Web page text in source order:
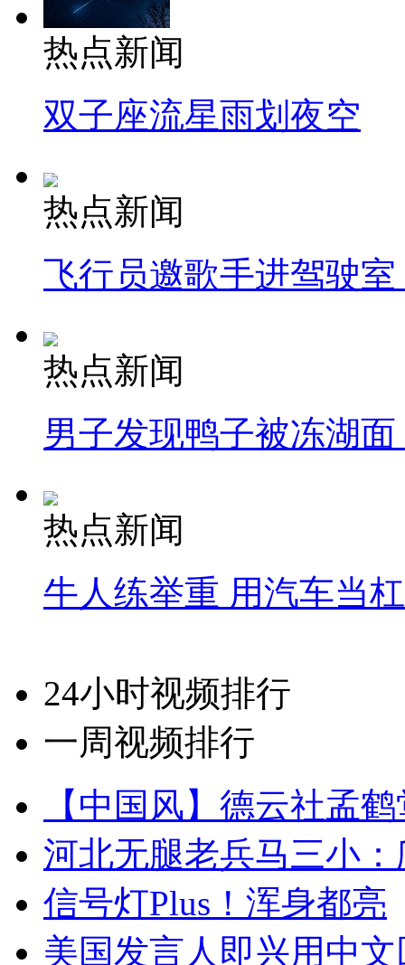
热点新闻
双子座流星雨划夜空
热点新闻
飞行员邀歌手进驾驶
热点新闻
男子发现鸭子被冻湖
热点新闻
牛人练举重 用汽车当
24小时视频排行
一周视频排行
【中国风】德云社孟
河北无腿老兵马三小
信号灯Plus！浑身都亮
美国发言人即兴用中